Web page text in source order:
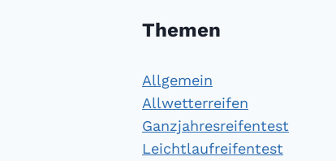
Themen
Allgemein
Allwetterreifen
Ganzjahresreifentest
Leichtlaufreifentest